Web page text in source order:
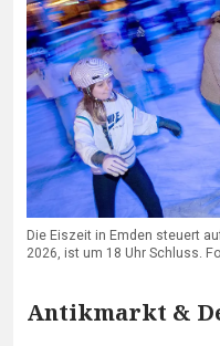
Die Eiszeit in Emden steuert
2026, ist um 18 Uhr Schluss.
Antikmarkt &